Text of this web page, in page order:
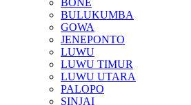
BONE
BULUKUMBA
GOWA
JENEPONTO
LUWU
LUWU TIMUR
LUWU UTARA
PALOPO
SINJAI